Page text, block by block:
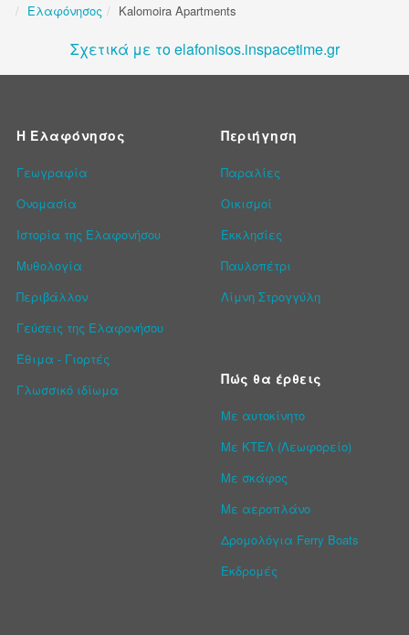
Ελαφόνησος
Kalomoira Apartments
Σχετικά με το elafonisos.inspacetime.gr
Η Ελαφόνησος
Γεωγραφία
Ονομασία
Ιστορία της Ελαφονήσου
Μυθολογία
Περιβάλλον
Γεύσεις της Ελαφονήσου
Έθιμα - Γιορτές
Γλωσσικό ιδίωμα
Περιήγηση
Παραλίες
Οικισμοί
Εκκλησίες
Παυλοπέτρι
Λίμνη Στρογγύλη
Πώς θα έρθεις
Με αυτοκίνητο
Με ΚΤΕΛ (Λεωφορείο)
Με σκάφος
Με αεροπλάνο
Δρομολόγια Ferry Boats
Εκδρομές